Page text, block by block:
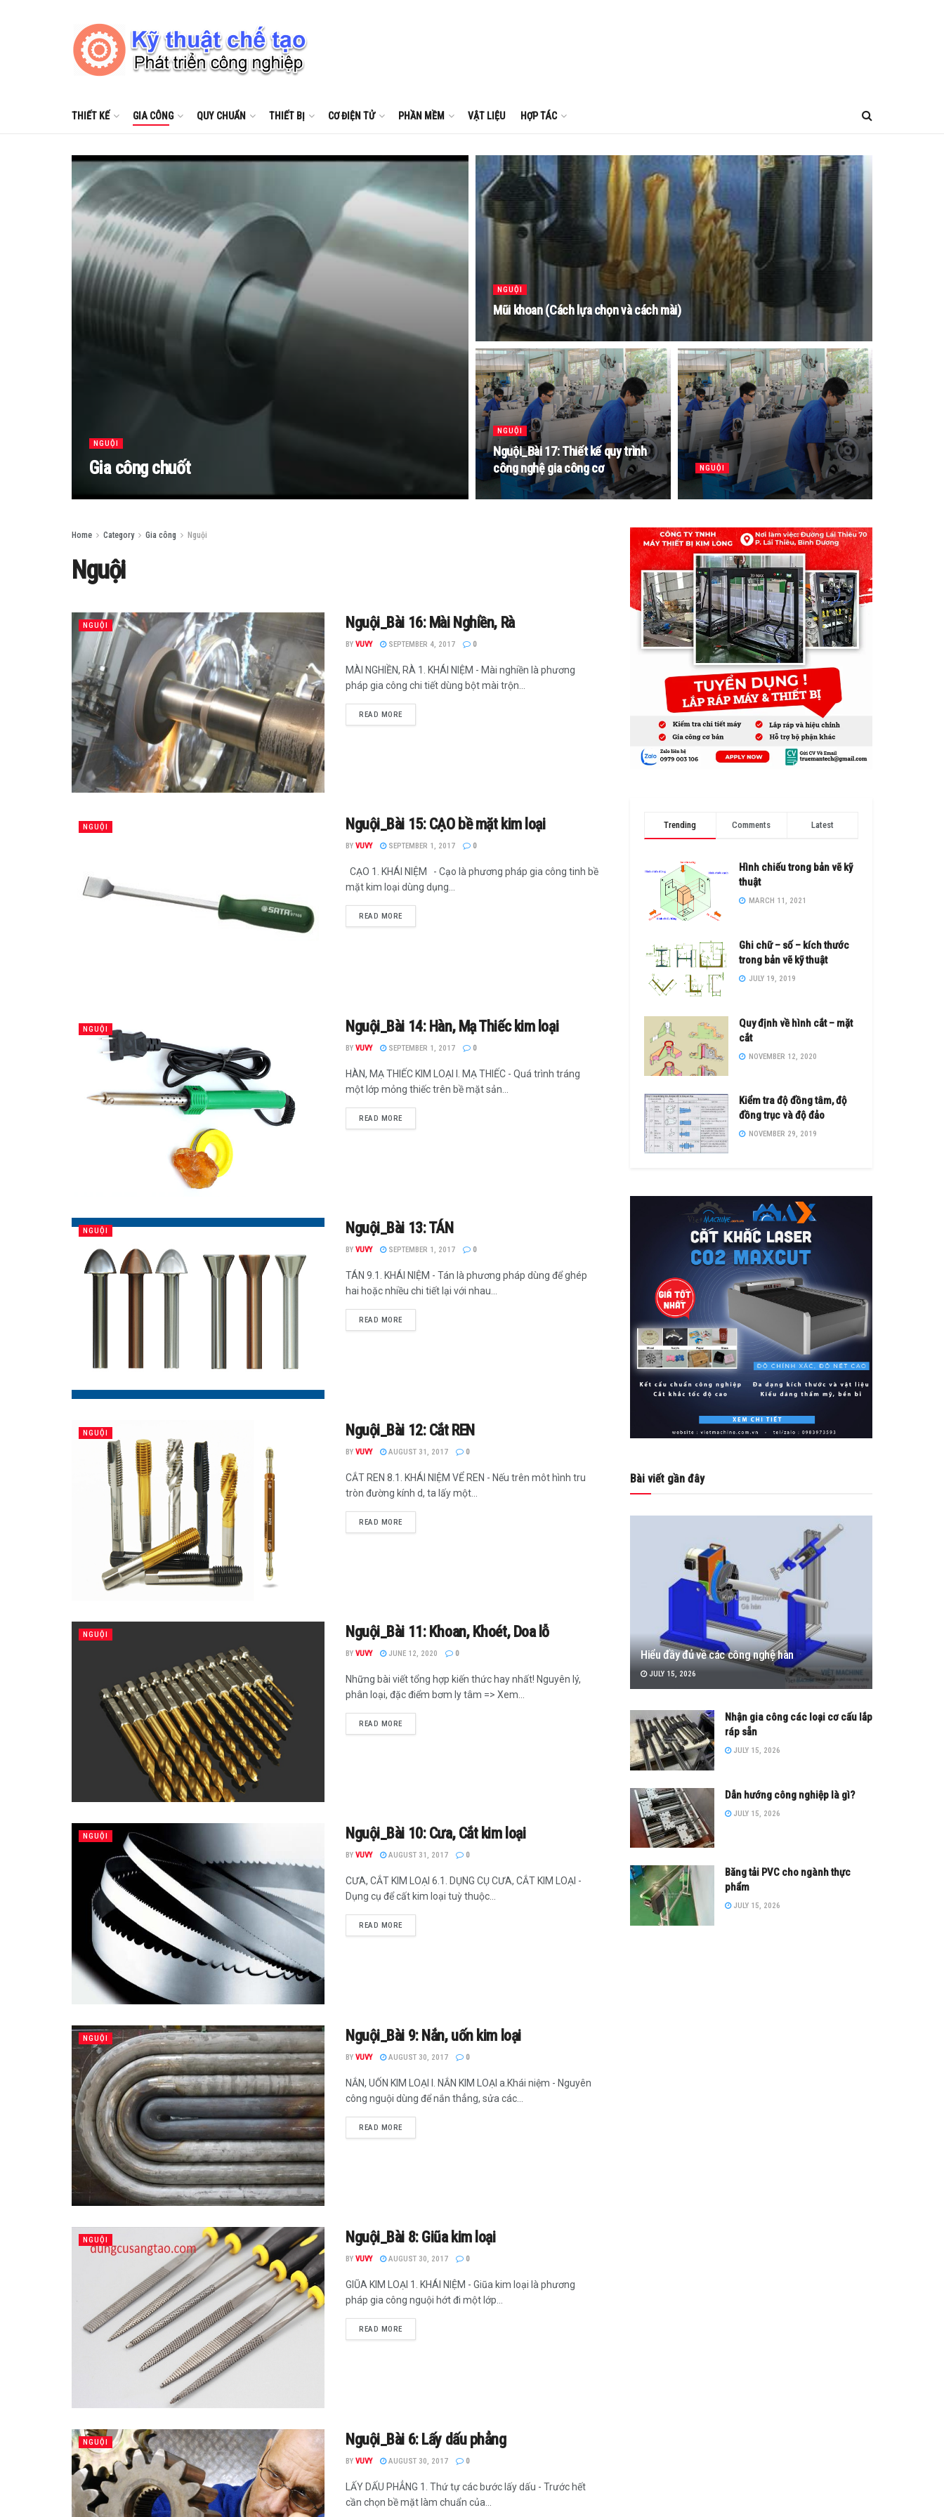
THIẾT KẾ GIA CÔNG QUY CHUẨN THIẾT BỊ CƠ ĐIỆN TỬ PHẦN MỀM VẬT LIỆU HỢP TÁC
NGUỘI
Gia công chuốt
NGUỘI
Mũi khoan (Cách lựa chọn và cách mài)
NGUỘI
Nguội_Bài 17: Thiết kế quy trình
công nghệ gia công cơ
NGUỘI
Home Category Gia công Nguội
Nguội
NGUỘI Nguội_Bài 16: Mài Nghiền, Rà
BY VUVY SEPTEMBER 4, 2017 0
MÀI NGHIỀN, RÀ 1. KHÁI NIỆM - Mài nghiền là phương
pháp gia công chi tiết dùng bột mài trộn...
READ MORE
NGUỘI Nguội_Bài 15: CẠO bề mặt kim loại
BY VUVY SEPTEMBER 1, 2017 0
CẠO 1. KHÁI NIỆM - Cạo là phương pháp gia công tinh bề
mặt kim loại dùng dụng...
READ MORE
NGUỘI Nguội_Bài 14: Hàn, Mạ Thiếc kim loại
BY VUVY SEPTEMBER 1, 2017 0
HÀN, MẠ THIẾC KIM LOẠI I. MẠ THIẾC - Quá trình tráng
một lớp mỏng thiếc trên bề mặt sản...
READ MORE
NGUỘI Nguội_Bài 13: TÁN
BY VUVY SEPTEMBER 1, 2017 0
TÁN 9.1. KHÁI NIỆM - Tán là phương pháp dùng để ghép
hai hoặc nhiều chi tiết lại với nhau...
READ MORE
NGUỘI Nguội_Bài 12: Cắt REN
BY VUVY AUGUST 31, 2017 0
CẮT REN 8.1. KHÁI NIỆM VỂ REN - Nếu trên môt hình tru
tròn đường kính d, ta lấy một...
READ MORE
NGUỘI Nguội_Bài 11: Khoan, Khoét, Doa lỗ
BY VUVY JUNE 12, 2020 0
Những bài viết tổng hợp kiến thức hay nhất! Nguyên lý,
phân loại, đặc điểm bơm ly tâm => Xem...
READ MORE
NGUỘI Nguội_Bài 10: Cưa, Cắt kim loại
BY VUVY AUGUST 31, 2017 0
CƯA, CẮT KIM LOẠI 6.1. DỤNG CỤ CƯA, CẮT KIM LOẠI -
Dụng cụ để cất kim loại tuỳ thuộc...
READ MORE
NGUỘI Nguội_Bài 9: Nắn, uốn kim loại
BY VUVY AUGUST 30, 2017 0
NẮN, UỐN KIM LOẠI I. NẮN KIM LOẠI a.Khái niệm - Nguyên
công nguội dùng để nắn thẳng, sửa các...
READ MORE
NGUỘI Nguội_Bài 8: Giũa kim loại
BY VUVY AUGUST 30, 2017 0
GIŨA KIM LOẠI 1. KHÁI NIỆM - Giũa kim loại là phương
pháp gia công nguội hớt đi một lớp...
READ MORE
NGUỘI Nguội_Bài 6: Lấy dấu phẳng
BY VUVY AUGUST 30, 2017 0
LẤY DẤU PHẲNG 1. Thứ tự các bước lấy dấu - Trước hết
cần chọn bề mặt làm chuẩn của...
Trending Comments Latest
Hình chiếu trong bản vẽ kỹ
thuật
MARCH 11, 2021
Ghi chữ – số – kích thước
trong bản vẽ kỹ thuật
JULY 19, 2019
Quy định về hình cắt – mặt
cắt
NOVEMBER 12, 2020
Kiểm tra độ đồng tâm, độ
đồng trục và độ đảo
NOVEMBER 29, 2019
Bài viết gần đây
Hiểu đầy đủ về các công nghệ hàn
JULY 15, 2026
Nhận gia công các loại cơ cấu lắp
ráp sẵn
JULY 15, 2026
Dẫn hướng công nghiệp là gì?
JULY 15, 2026
Băng tải PVC cho ngành thực
phẩm
JULY 15, 2026